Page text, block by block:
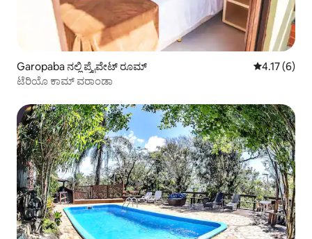
Garopaba ನಲ್ಲಿ ಪ್ರೈವೇಟ್ ರೂಮ್ 5 ರಲ್ಲಿ 4.17
4.17 (6)
ಟೆರಿಯೊ ಕಾಮ್ ವರಾಂಡಾ